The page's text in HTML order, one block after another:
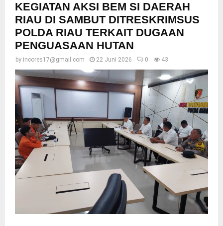
KEGIATAN AKSI BEM SI DAERAH
RIAU DI SAMBUT DITRESKRIMSUS
POLDA RIAU TERKAIT DUGAAN
PENGUASAAN HUTAN
by incores17@gmail.com 22 Juni 2026 0 43